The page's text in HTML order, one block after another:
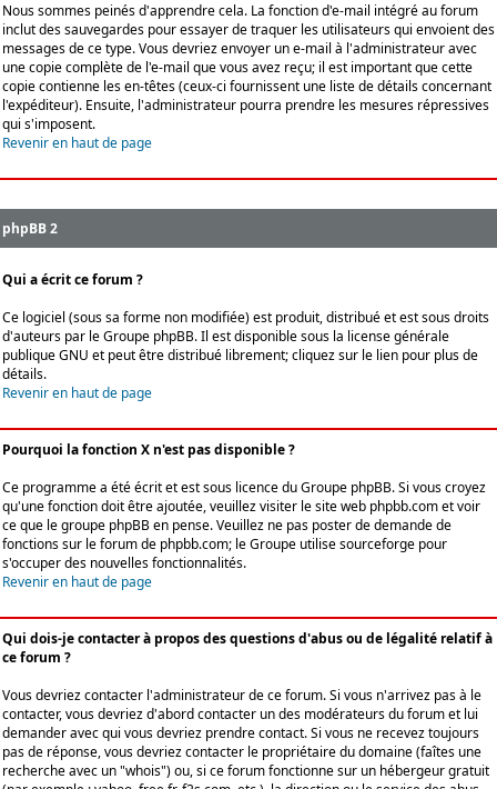
Nous sommes peinés d'apprendre cela. La fonction d'e-mail intégré au forum
inclut des sauvegardes pour essayer de traquer les utilisateurs qui envoient des
messages de ce type. Vous devriez envoyer un e-mail à l'administrateur avec
une copie complète de l'e-mail que vous avez reçu; il est important que cette
copie contienne les en-têtes (ceux-ci fournissent une liste de détails concernant
l'expéditeur). Ensuite, l'administrateur pourra prendre les mesures répressives
qui s'imposent.
Revenir en haut de page
phpBB 2
Qui a écrit ce forum ?
Ce logiciel (sous sa forme non modifiée) est produit, distribué et est sous droits
d'auteurs par leGroupe phpBB. Il est disponible sous la license générale
publique GNU et peut être distribué librement; cliquez sur le lien pour plus de
détails.
Revenir en haut de page
Pourquoi la fonction X n'est pas disponible ?
Ce programme a été écrit et est sous licence du Groupe phpBB. Si vous croyez
qu'une fonction doit être ajoutée, veuillez visiter le site web phpbb.com et voir
ce que le groupe phpBB en pense. Veuillez ne pas poster de demande de
fonctions sur le forum de phpbb.com; le Groupe utilise sourceforge pour
s'occuper des nouvelles fonctionnalités.
Revenir en haut de page
Qui dois-je contacter à propos des questions d'abus ou de légalité relatif à
ce forum ?
Vous devriez contacter l'administrateur de ce forum. Si vous n'arrivez pas à le
contacter, vous devriez d'abord contacter un des modérateurs du forum et lui
demander avec qui vous devriez prendre contact. Si vous ne recevez toujours
pas de réponse, vous devriez contacter le propriétaire du domaine (faîtes une
recherche avec un "whois") ou, si ce forum fonctionne sur un hébergeur gratuit